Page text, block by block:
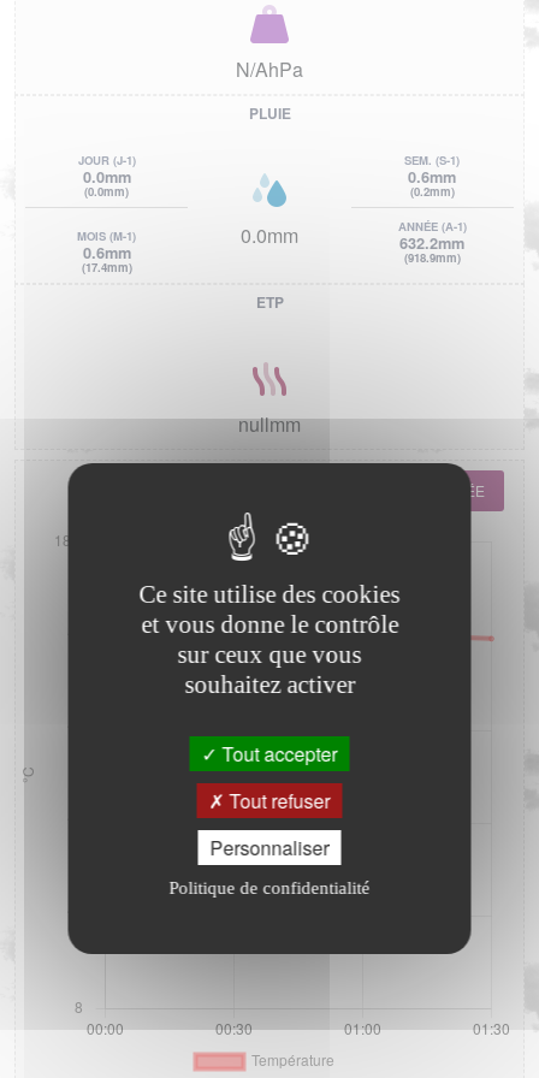
N/AhPa
PLUIE
JOUR (J-1)
0.0mm
(0.0mm)
MOIS(M-1)
0.6mm
(17.4mm)
0.0mm
SEM.(S-1)
0.6mm
(0.2mm)
ANNÉE (A-1)
632.2mm
(918.9mm)
ETP
nullmm
JOURNÉE
Ce site utilise des cookies
et vous donne le contrôle
sur ceux que vous
souhaitez activer
Tout accepter
Tout refuser
Personnaliser
Politique de confidentialité